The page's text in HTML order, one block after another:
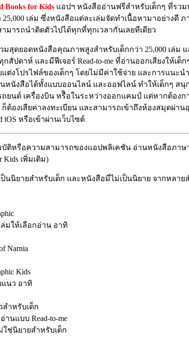
Books for Kids แอปฯ หนังสืออ่านฟรีสำหรับเด็กๆ ที่รว
เล่ม ซึ่งหนังสือแต่ละเล่มจัดทำเนื้อหามาอย่างดี
มารถนำติดตัวไปได้ทุกที่ทุกเวลากันเลยทีเดียว
สุดยอดหนังสือคุณภาพสูงสำหรับเด็กกว่า 25,000 เล่ม แ
สัปดาห์ และมีฟีเจอร์ Read-to-me ที่่อ่านออกเสียงให้เด็
ต่งโปรไฟล์ของเด็กๆ โดยไม่มีค่าใช้จ่าย และการแนะน
หนังสือได้ทั้งแบบออนไลน์ และออฟไลน์ ทำให้เด็กๆ สนุ
ยนต์ เครื่องบิน หรืิอในระหว่างออกแคมป์ แต่หากต้องก
ก็ต้องเสียค่าลงทะเบียน และสามารถเข้าถึงห้องสมุดผ่า
หรือเข้าผ่านเว็บไซต์
มบัติหรือความสามารถของแอปพลิเคชัน อ่านหนังสือภาษ
Kids เพิ่มเติม)
นนิยายสำหรับเด็ก และหนังสือมี่ไม่เป็นนิยาย จากหลา
มให้เลือกอ่าน อาทิ
Narnia
Kids
นว อาทิ
สำหรับเด็ก
านแบบ Read-to-me
ช่นิยายสำหรับเด็ก